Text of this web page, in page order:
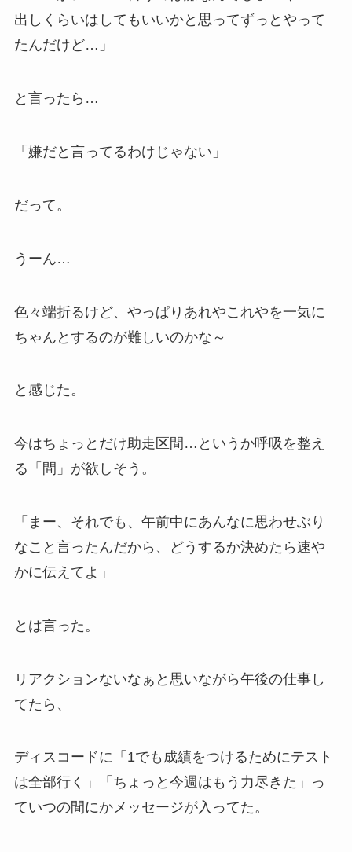
出しくらいはしてもいいかと思ってずっとやって
たんだけど…」
と言ったら…
「嫌だと言ってるわけじゃない」
だって。
うーん…
色々端折るけど、やっぱりあれやこれやを一気に
ちゃんとするのが難しいのかな～
と感じた。
今はちょっとだけ助走区間…というか呼吸を整え
る「間」が欲しそう。
「まー、それでも、午前中にあんなに思わせぶり
なこと言ったんだから、どうするか決めたら速や
かに伝えてよ」
とは言った。
リアクションないなぁと思いながら午後の仕事し
てたら、
ディスコードに「1でも成績をつけるためにテスト
は全部行く」「ちょっと今週はもう力尽きた」っ
ていつの間にかメッセージが入ってた。